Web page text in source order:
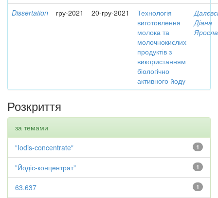
Dissertation гру-2021 20-гру-2021
Технологія
виготовлення
молока та
молочнокислих
продуктів з
використанням
біологічно
активного йоду
Діана
Розкриття
за темами
1
"Iodis-concentrate"
1
"Йодіс-концентрат"
1
63.637